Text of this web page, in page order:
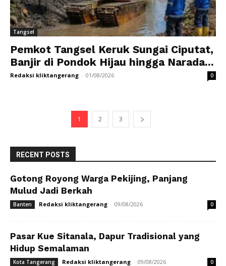
Tangsel
Pemkot Tangsel Keruk Sungai Ciputat,
Banjir di Pondok Hijau hingga Narada...
Redaksi kliktangerang - 01/08/2026 0
1 2 3
RECENT POSTS
Gotong Royong Warga Pekijing, Panjang
Mulud Jadi Berkah
Banten Redaksi kliktangerang - 09/08/2026 0
Pasar Kue Sitanala, Dapur Tradisional yang
Hidup Semalaman
Kota Tangerang Redaksi kliktangerang - 09/08/2026 0